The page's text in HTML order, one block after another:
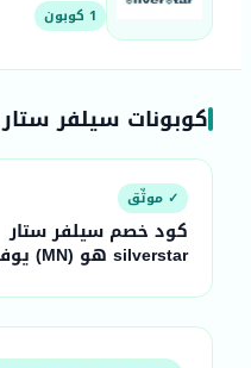
1 كوبون
كوبونات سيلفر ستار silverstar
✓ موثّق
كود خصم سيلفر ستار
silverstar هو (MN) يوفر...